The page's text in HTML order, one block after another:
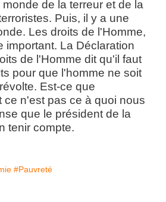
de la terreur et de la
Puis, il y a une
Les droits de l'Homme,
important. La Déclaration
de l'Homme dit qu'il faut
pour que l'homme ne soit
Est-ce que
ce n'est pas ce à quoi nous
que le président de la
tenir compte.
#Pauvreté